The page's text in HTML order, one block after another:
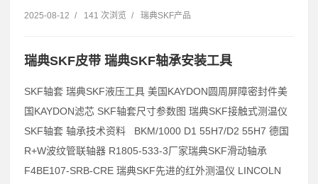
2025-08-12 / 141 次浏览 / 瑞典SKF产品
瑞典SKF皮带 瑞典SKF轴承安装工具
SKF轴套 瑞典SKF液压工具 美国KAYDON圆周屏障密封件美
国KAYDON滤芯 SKF轴套尺寸参数图 瑞典SKF接触式测温仪
SKF轴套 轴承技术资料 BKM/1000 D1 55H7/D2 55H7 德国
R+W波纹管联轴器 R1805-533-3厂家瑞典SKF滑动轴承
F4BE107-SRB-CRE 瑞典SKF先进的红外测温仪 LINCOLN